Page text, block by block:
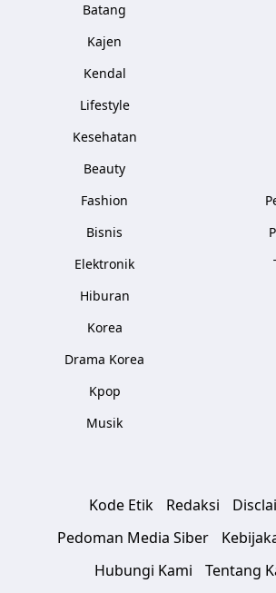
Batang
Kajen
Kendal
Lifestyle
Kesehatan
Beauty
Fashion
Bisnis
Elektronik
Hiburan
Korea
Drama Korea
Kpop
Musik
Kode Etik Redaksi
Pedoman Media Siber
Hubungi Kami
Tentang